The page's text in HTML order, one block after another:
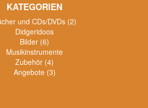
KATEGORIEN
und CDs/DVDs (2)
Didgeridoos
Bilder (6)
Musikinstrumente
Zubehör (4)
Angebote (3)